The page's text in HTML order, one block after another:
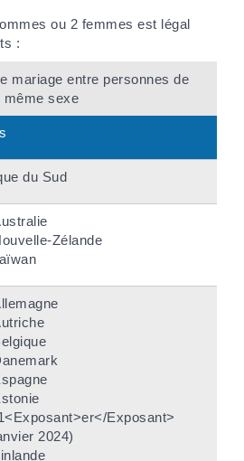
ou 2 femmes est légal
:
mariage entre personnes de
même sexe
du Sud
Zélande
Exposant>
2024)